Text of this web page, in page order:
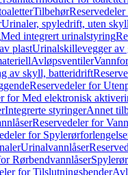
Tilbehør
Urinaler, spyledrift, uten
Med integrert urinalstyring
plastUrinalskillevegger av
Avløpsventiler
av skyll, batteridrift
Reservedeler for
for Med elektronisk
Integrerte styringerAnnet
Reservedeler for
for
Urinalvannlåser
Rørbendvannlåser
for Tilslutningsbender